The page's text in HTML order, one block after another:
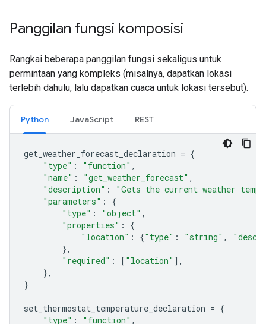
Panggilan fungsi komposisi
Rangkai beberapa panggilan fungsi sekaligus untuk
permintaan yang kompleks (misalnya, dapatkan lokasi
terlebih dahulu, lalu dapatkan cuaca untuk lokasi tersebut).
Python JavaScript REST
get_weather_forecast_declaration = {
"type" : "function" ,
"name" : "get_weather_forecast" ,
"description" :
"Gets the current weather
"parameters" :
{
"type" : "object" ,
"properties" :
{
"location" : {"type" : "string" ,
},
"required" : [ "location" ],
},
}
set_thermostat_temperature_declaration = {
"type" : "function" ,